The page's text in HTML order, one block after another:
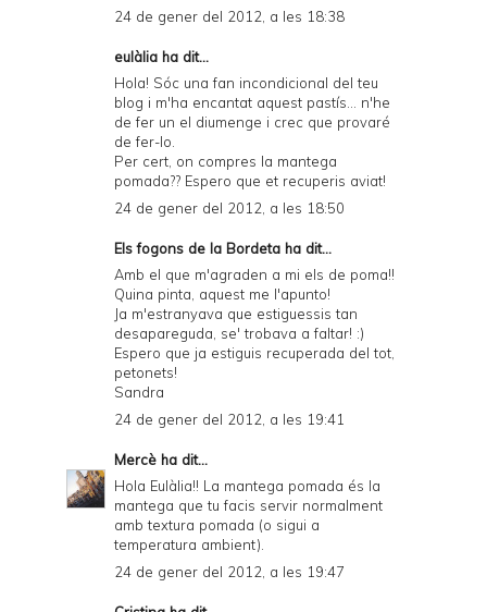
24 de gener del 2012, a les 18:38
eulàlia ha dit...
Hola! Sóc una fan incondicional del teu
blog i m'ha encantat aquest pastís... n'he
de fer un el diumenge i crec que provaré
de fer-lo.
Per cert, on compres la mantega
pomada?? Espero que et recuperis aviat!
24 de gener del 2012, a les 18:50
Els fogons de la Bordeta ha dit...
Amb el que m'agraden a mi els de poma!!
Quina pinta, aquest me l'apunto!
Ja m'estranyava que estiguessis tan
desapareguda, se' trobava a faltar! :)
Espero que ja estiguis recuperada del tot,
petonets!
Sandra
24 de gener del 2012, a les 19:41
Mercè ha dit...
Hola Eulàlia!! La mantega pomada és la
mantega que tu facis servir normalment
amb textura pomada (o sigui a
temperatura ambient).
24 de gener del 2012, a les 19:47